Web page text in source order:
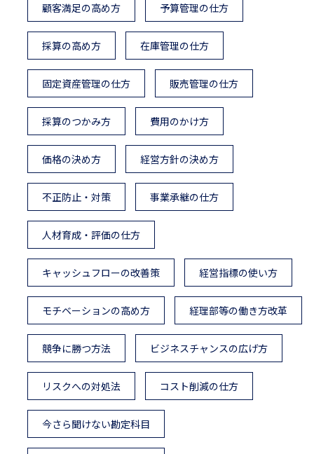
顧客満足の高め方 予算管理の仕方
採算の高め方 在庫管理の仕方
固定資産管理の仕方 販売管理の仕方
採算のつかみ方 費用のかけ方
価格の決め方 経営方針の決め方
不正防止・対策 事業承継の仕方
人材育成・評価の仕方
キャッシュフローの改善策 経営指標の使い方
モチベーションの高め方 経理部等の働き方改革
競争に勝つ方法 ビジネスチャンスの広げ方
リスクへの対処法 コスト削減の仕方
今さら聞けない勘定科目